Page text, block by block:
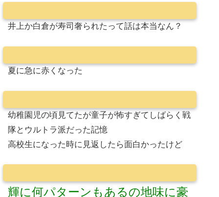
井上か白倉が寿司奢られたって話は本当なん？
夏に急に赤くなった
幼稚園児の頃見てたが童子が怖すぎてしばらく戦
隊とウルトラ派だった記憶
高校生になった時に見返したら面白かったけど
輝に何パターンもあるの地味に豪